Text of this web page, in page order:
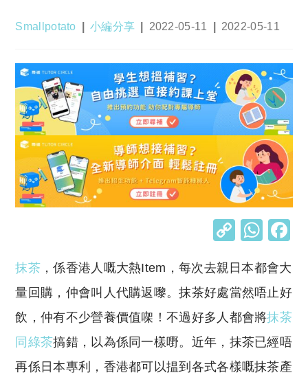
Post
Smallpotato
Post
小編分享
Post
2022-05-11
Post
2022-05-11
C
p
y
Li
n
k
W
at
s
A
p
p
抹茶 ，係香港人嘅大熱Item，每次去親日本都會大
量回購，仲會叫人代購返嚟。抹茶好處當然唔止好
飲，仲有不少營養價值㗎！不過好多人都會將抹茶
同綠茶搞錯，以為係同一樣嘢。近年，抹茶已經唔
再係日本專利，香港都可以揾到各式各樣嘅抹茶產